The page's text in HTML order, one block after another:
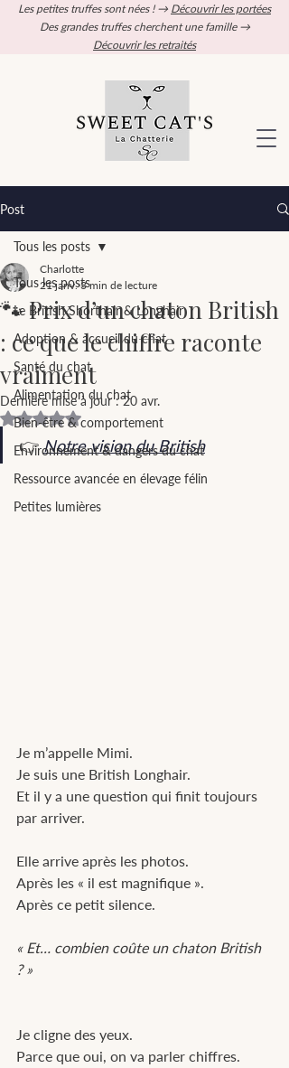
Les petites truffes sont nées ! → Découvrir les portées
Des grandes truffes cherchent une famille →
Découvrir les retraités
Post
Tous les posts
Le British Shorthair & Longhair
Adoption & accueil du chat
Santé du chat
Alimentation du chat
Bien-être & comportement
Environnement & dangers du chat
Ressource avancée en élevage félin
Petites lumières
Tous les posts
🐾 Prix d’un chaton British
: ce que le chiffre raconte
vraiment
Charlotte
21 janv. 3 min de lecture
Dernière mise à jour :20 avr.
Noté NaN étoiles sur 5.
👉 Notre vision du British
Je m’appelle Mimi.
Je suis une British Longhair.
Et il y a une question qui finit toujours
par arriver.
Elle arrive après les photos.
Après les « il est magnifique ».
Après ce petit silence.
« Et… combien coûte un chaton British
? »
Je cligne des yeux.
Parce que oui, on va parler chiffres.